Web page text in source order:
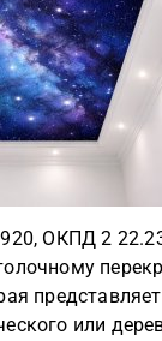
ОКПД 2
или